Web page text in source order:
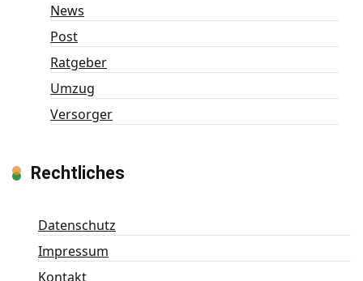
News
Post
Ratgeber
Umzug
Versorger
Rechtliches
Datenschutz
Impressum
Kontakt